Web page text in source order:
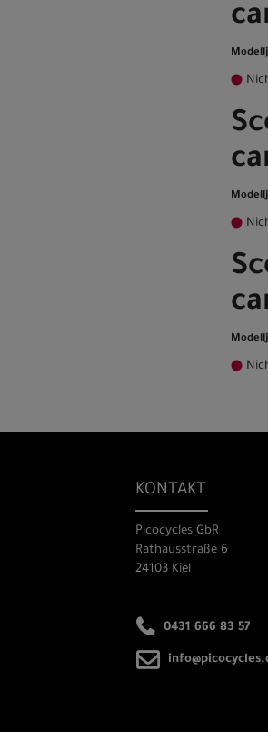
KONTAKT
Picocycles GbR
Rathausstraße 6
24103 Kiel
0431 666 83 57